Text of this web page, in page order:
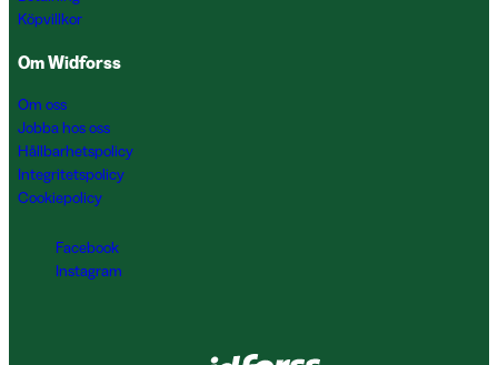
Köpvillkor
Om Widforss
Om oss
Jobba hos oss
Hållbarhetspolicy
Integritetspolicy
Cookiepolicy
Facebook
Instagram